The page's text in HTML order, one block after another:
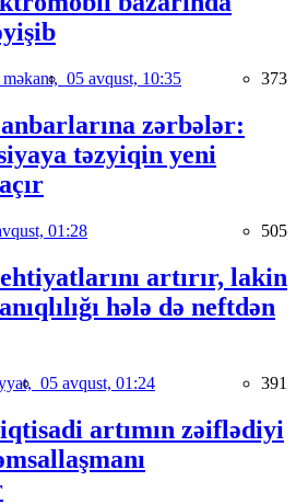
05 avqust, 10:35 373
zərbələr:
təzyiqin yeni
01:28 505
artırır, lakin
hələ də neftdən
05 avqust, 01:24 391
artımın zəiflədiyi